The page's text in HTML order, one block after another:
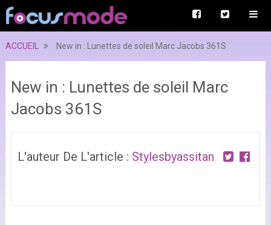
ACCUEIL New in : Lunettes de soleil Marc Jacobs 361S
New in : Lunettes de soleil Marc
Jacobs 361S
L'auteur De L'article : Stylesbyassitan